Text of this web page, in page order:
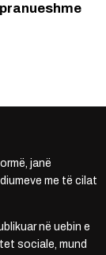
janë
me të cilat
në uebin e
sociale, mund